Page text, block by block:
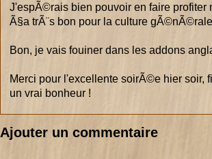
J'espÃ©rais bien pouvoir en faire profiter
Ã§a trÃ¨s bon pour la culture
Bon, je vais fouiner dans les addons
Merci pour l'excellente soirÃ©e hier soir,
un vrai bonheur !
Ajouter un commentaire